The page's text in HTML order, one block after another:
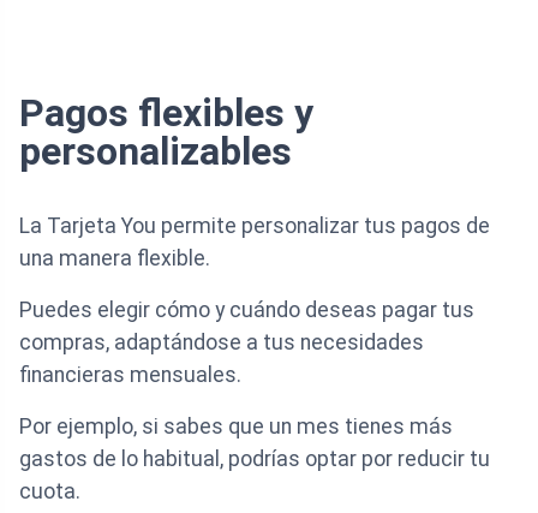
Pagos flexibles y
personalizables
La Tarjeta You permite personalizar tus pagos de
una manera flexible.
Puedes elegir cómo y cuándo deseas pagar tus
compras, adaptándose a tus necesidades
financieras mensuales.
Por ejemplo, si sabes que un mes tienes más
gastos de lo habitual, podrías optar por reducir tu
cuota.